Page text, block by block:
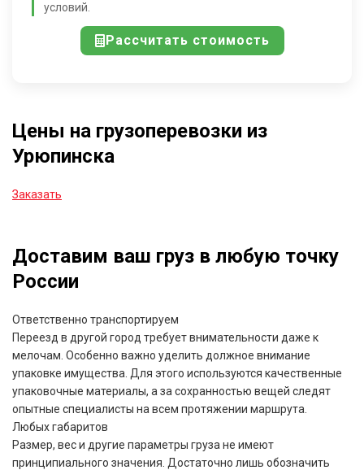
условий.
Рассчитать стоимость
Цены на грузоперевозки из
Урюпинска
Заказать
Доставим ваш груз в любую точку
России
Ответственно транспортируем
Переезд в другой город требует внимательности даже к
мелочам. Особенно важно уделить должное внимание
упаковке имущества. Для этого используются качественные
упаковочные материалы, а за сохранностью вещей следят
опытные специалисты на всем протяжении маршрута.
Любых габаритов
Размер, вес и другие параметры груза не имеют
принципиального значения. Достаточно лишь обозначить